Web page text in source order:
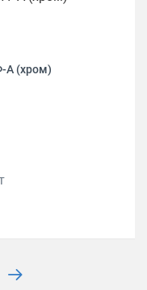
А (хром)